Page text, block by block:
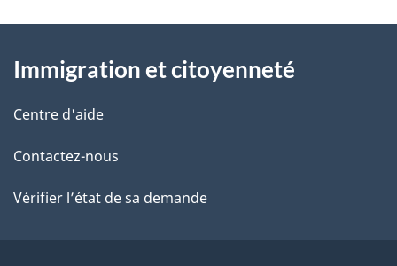
l
s
l
a
o
t
e
é
t
propos
de
ce
site
Immigration et citoyenneté
Centre d'aide
Contactez-nous
Vérifier l’état de sa demande